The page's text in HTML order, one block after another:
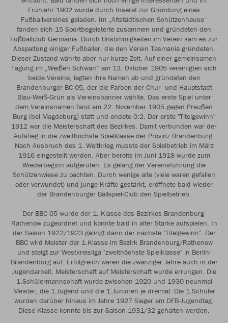
Frühjahr 1902 wurde durch Inserat zur Gründung eines
Fußballvereines geladen. Im „Altstädtischen Schützenhause“
fanden sich 15 Sportbegeisterte zusammen und gründeten den
Fußballclub Germania. Durch Unstimmigkeiten im Verein kam es zur
Abspaltung einiger Fußballer, die den Verein Tasmania gründeten.
Dieser Zustand währte aber nur kurze Zeit. Auf einer gemeinsamen
Tagung im „Weißen Schwan“ am 13. Oktober 1905 vereinigten sich
beide Vereine, legten ihre Namen ab und gründeten den
Brandenburger BC 05, der die Farben der Chur- und Hauptstadt
Blau-Weiß-Grün als Vereinsbanner wählte. Das erste Spiel unter
dem Vereinsnamen fand am 22. November 1905 gegen Preußen
Burg (bei Magdeburg) statt und endete 0:2. Der erste "Titelgewinn"
1912 war die Meisterschaft des Bezirkes. Damit verbunden war der
Aufstieg in die zweithöchste Spielklasse der Provinz Brandenburg.
Nach Ausbruch des 1. Weltkrieg musste der Spielbetrieb im März
1916 eingestellt werden. Aber bereits im Juni 1918 wurde zum
Wiederbeginn aufgerufen. Es gelang der Vereinsführung die
Schützenwiese zu pachten. Durch wenige alte (viele waren gefallen
oder verwundet) und junge Kräfte gestärkt, eröffnete bald wieder
der Brandenburger Ballspiel-Club den Spielbetrieb.
Der BBC 05 wurde der 1. Klasse des Bezirkes Brandenburg-
Rathenow zugeordnet und konnte bald in alter Stärke aufspielen. In
der Saison 1922/1923 gelingt dann der nächste "Titelgewinn". Der
BBC wird Meister der 1.Klasse im Bezirk Brandenburg/Rathenow
und steigt zur Westkreisliga "zweithöchste Spielklasse" in Berlin-
Brandenburg auf. Erfolgreich waren die zwanziger Jahre auch in der
Jugendarbeit. Meisterschaft auf Meisterschaft wurde errungen. Die
1.Schülermannschaft wurde zwischen 1920 und 1930 neunmal
Meister, die 1.Jugend und die 1.Junioren je dreimal. Die 1.Schüler
wurden darüber hinaus im Jahre 1927 Sieger am DFB-Jugendtag.
Diese Klasse konnte bis zur Saison 1931/32 gehalten werden.